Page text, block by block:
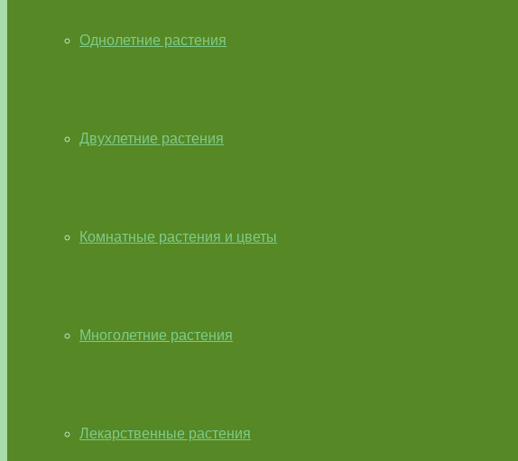
Однолетние растения
Двухлетние растения
Комнатные растения и цветы
Многолетние растения
Лекарственные растения